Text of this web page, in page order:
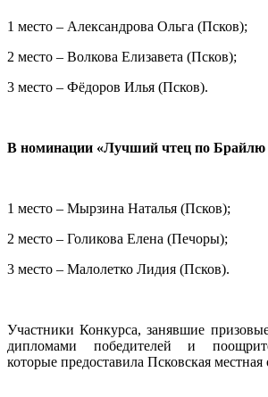
1 место – Александрова Ольга (Псков);
2 место – Волкова Елизавета (Псков);
3 место – Фёдоров Илья (Псков).
В номинации «Лучший чтец по Брайлю
1 место – Мырзина Наталья (Псков);
2 место – Голикова Елена (Печоры);
3 место – Малолетко Лидия (Псков).
Участники Конкурса, занявшие
дипломами победителей и
которые предоставила Псковская